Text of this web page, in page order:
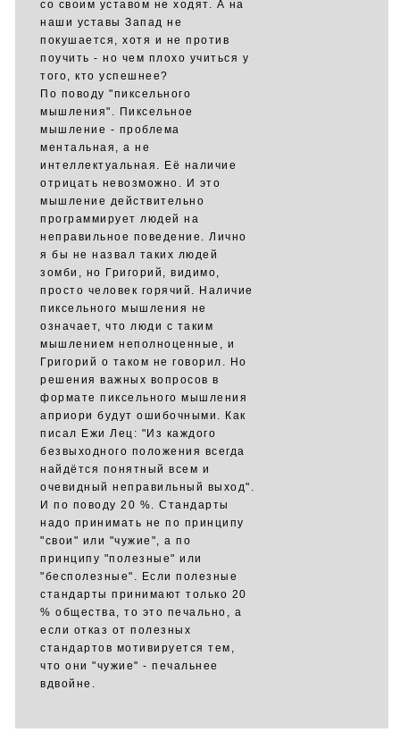
со своим уставом не ходят. А на
наши уставы Запад не
покушается, хотя и не против
поучить - но чем плохо учиться у
того, кто успешнее?
По поводу "пиксельного
мышления". Пиксельное
мышление - проблема
ментальная, а не
интеллектуальная. Её наличие
отрицать невозможно. И это
мышление действительно
программирует людей на
неправильное поведение. Лично
я бы не назвал таких людей
зомби, но Григорий, видимо,
просто человек горячий. Наличие
пиксельного мышления не
означает, что люди с таким
мышлением неполноценные, и
Григорий о таком не говорил. Но
решения важных вопросов в
формате пиксельного мышления
априори будут ошибочными. Как
писал Ежи Лец: "Из каждого
безвыходного положения всегда
найдётся понятный всем и
очевидный неправильный выход".
И по поводу 20 %. Стандарты
надо принимать не по принципу
"свои" или "чужие", а по
принципу "полезные" или
"бесполезные". Если полезные
стандарты принимают только 20
% общества, то это печально, а
если отказ от полезных
стандартов мотивируется тем,
что они "чужие" - печальнее
вдвойне.